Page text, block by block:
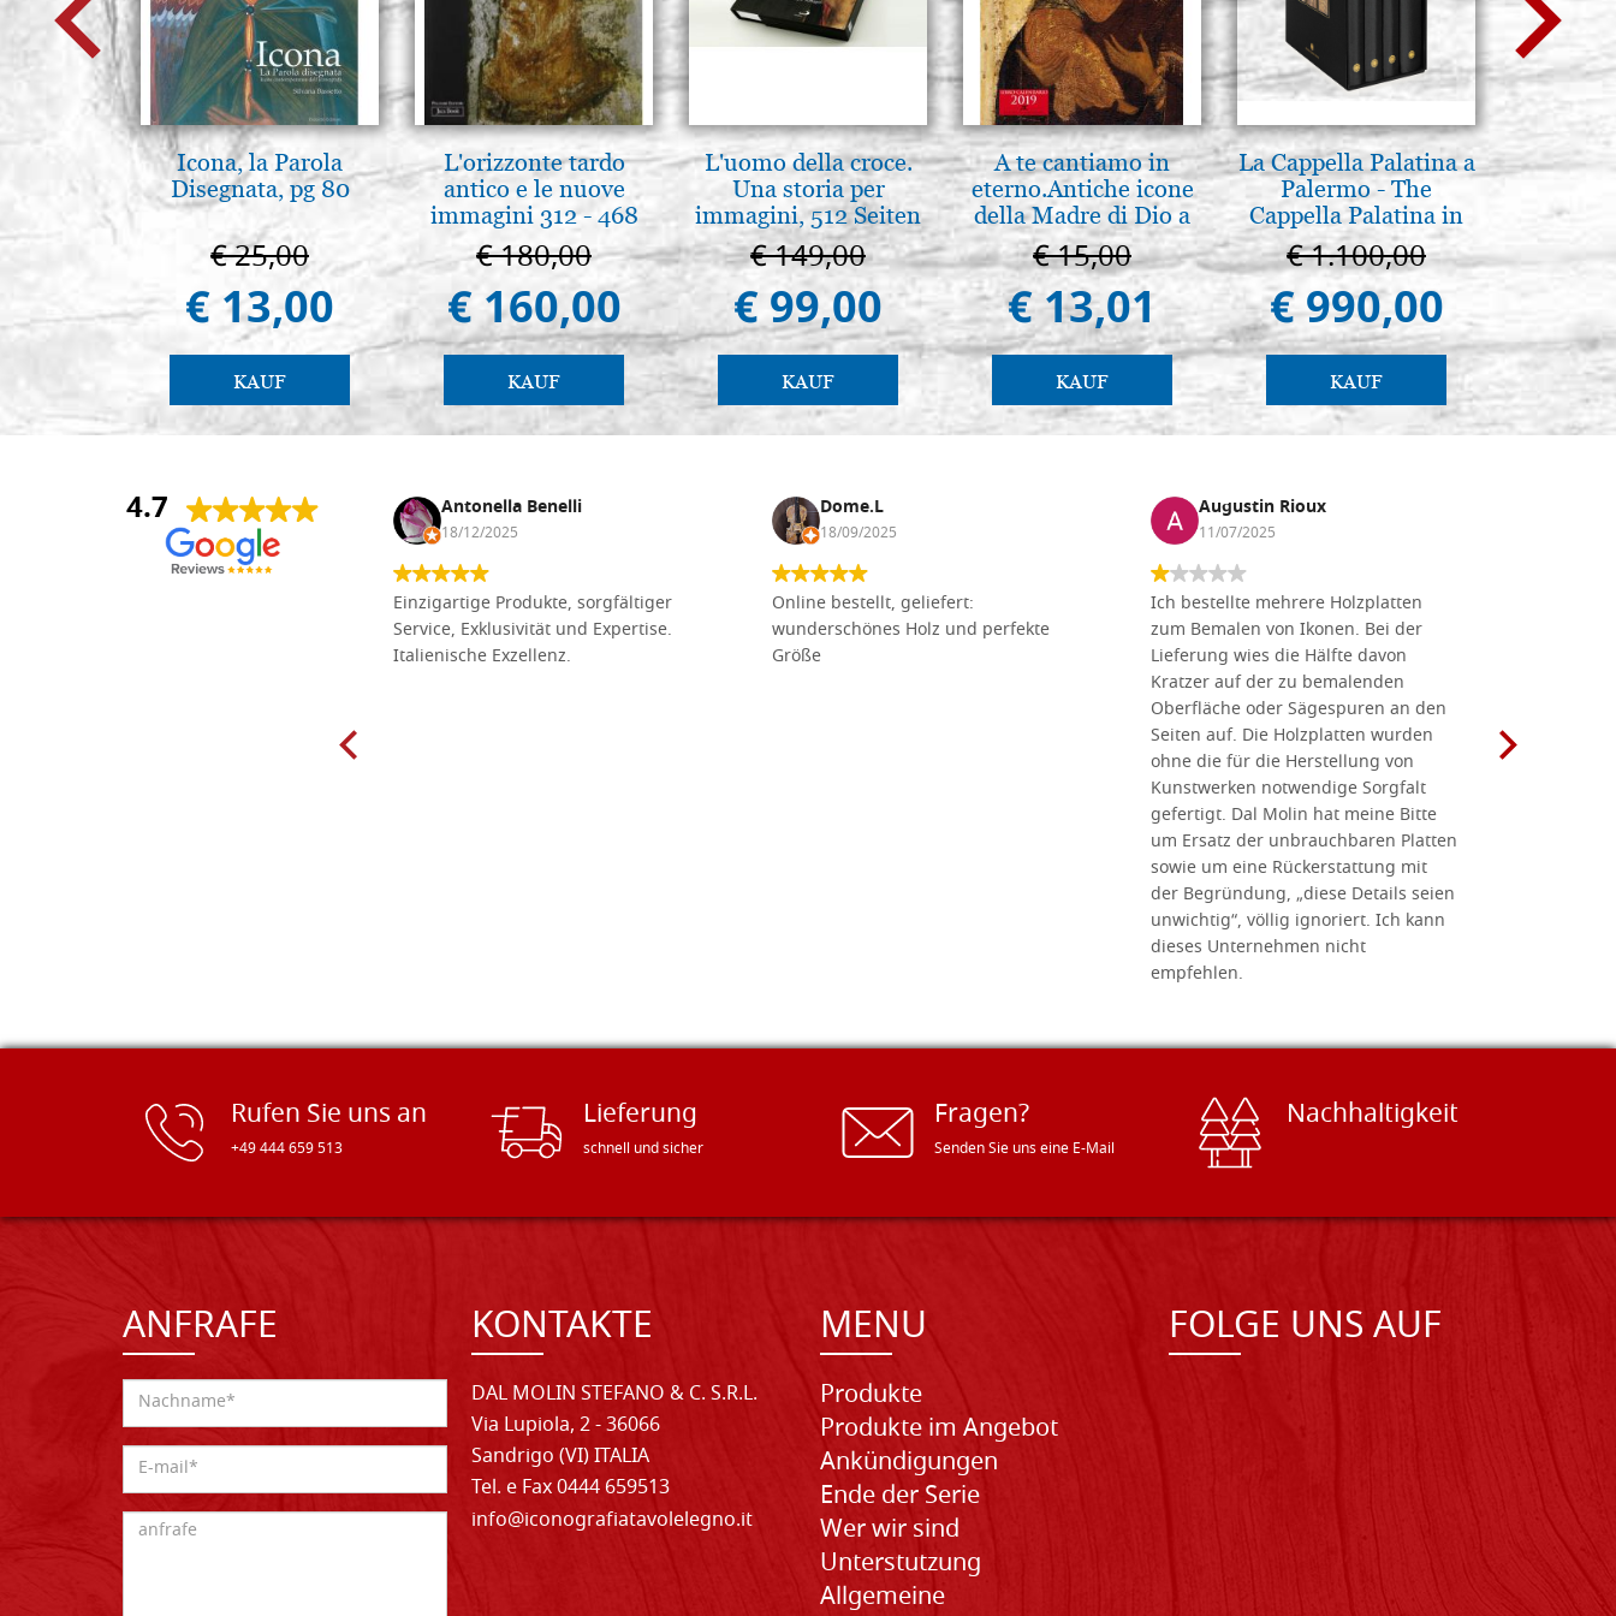
Icona, la Parola
Disegnata, pg 80
€ 25,00
€ 13,00
KAUF
L'orizzonte tardo
antico e le nuove
immagini 312 - 468
€ 180,00
€ 160,00
KAUF
L'uomo della croce.
Una storia per
immagini, 512 Seiten
€ 149,00
€ 99,00
KAUF
A te cantiamo in
eterno.Antiche icone
della Madre di Dio a
Vladimir e Suzdal
(libro-cal. 2019)
€ 15,00
€ 13,01
KAUF
La Cappella Palatina a
Palermo - The
Cappella Palatina in
Palermo
€ 1.100,00
€ 990,00
KAUF
€
€
4.7
Anna Maria Negri Antonella Benelli
18/12/2025
Einzigartige Produkte, sorgfältiger
Service, Exklusivität und Expertise.
Italienische Exzellenz.
Dome.L
18/09/2025
Online bestellt, geliefert:
wunderschönes Holz und perfekte
Größe
Augustin Rioux
11/07/2025
Ich bestellte mehrere Holzplatten
zum Bemalen von Ikonen. Bei der
Lieferung wies die Hälfte davon
Kratzer auf der zu bemalenden
Oberfläche oder Sägespuren an den
Seiten auf. Die Holzplatten wurden
ohne die für die Herstellung von
Kunstwerken notwendige Sorgfalt
gefertigt. Dal Molin hat meine Bitte
um Ersatz der unbrauchbaren Platten
sowie um eine Rückerstattung mit
der Begründung, „diese Details seien
unwichtig“, völlig ignoriert. Ich kann
dieses Unternehmen nicht
empfehlen.
Rufen Sie uns an
+49 444 659 513
Lieferung
schnell und sicher
Fragen?
Senden Sie uns eine E-Mail
Nachhaltigkeit
ANFRAFE KONTAKTE
DAL MOLIN STEFANO & C. S.R.L.
Via Lupiola, 2 - 36066
Sandrigo (VI) ITALIA
Tel. e Fax 0444 659513
info@iconografiatavolelegno.it
MENU
Produkte
Produkte im Angebot
Ankündigungen
Ende der Serie
Wer wir sind
Unterstutzung
Allgemeine
FOLGE UNS AUF